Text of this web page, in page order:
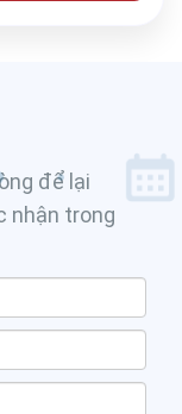
để lại
nhận trong